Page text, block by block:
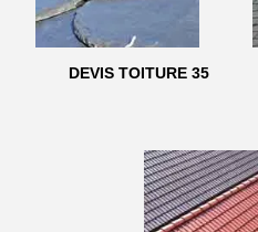
DEVIS TOITURE 35